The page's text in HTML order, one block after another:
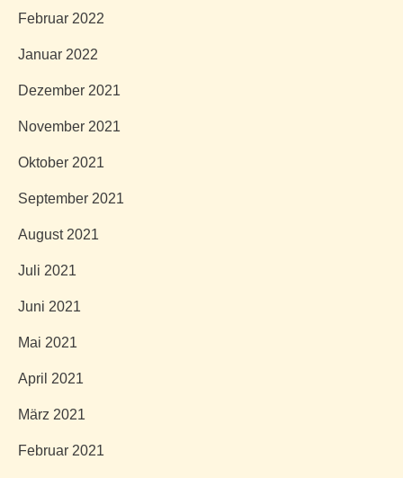
Februar 2022
Januar 2022
Dezember 2021
November 2021
Oktober 2021
September 2021
August 2021
Juli 2021
Juni 2021
Mai 2021
April 2021
März 2021
Februar 2021